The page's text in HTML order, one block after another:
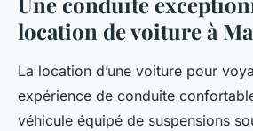
location de voiture à
La location d’une voiture pour
expérience de conduite
véhicule équipé de suspensions